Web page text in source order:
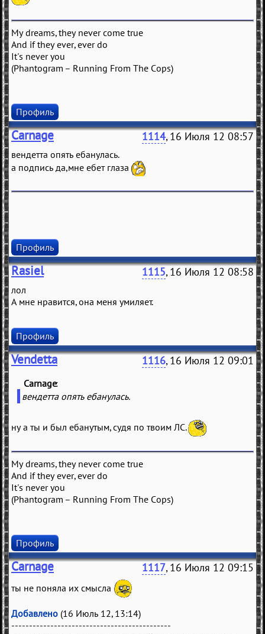
My dreams, they never come true
And if they ever, ever do
It's never you
(Phantogram – Running From The Cops)
Профиль
Carnage 1114, 16 Июля 12 08:57
вендетта опять ебанулась.
а подпись да,мне ебет глаза
Профиль
Rasiel 1115, 16 Июля 12 08:58
лол
А мне нравится, она меня умиляет.
Профиль
Vendetta 1116, 16 Июля 12 09:01
Carnage
вендетта опять ебанулась.
ну а ты и был ебанутым, судя по твоим ЛС.
My dreams, they never come true
And if they ever, ever do
It's never you
(Phantogram – Running From The Cops)
Профиль
Carnage 1117, 16 Июля 12 09:15
ты не поняла их смысла
Добавлено (16 Июль 12, 13:14)
---------------------------------------------